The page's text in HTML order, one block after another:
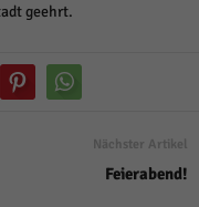
geehrt.
Nächster Artikel
Feierabend!